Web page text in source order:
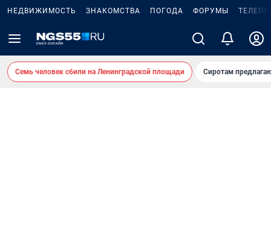
НЕДВИЖИМОСТЬ ЗНАКОМСТВА ПОГОДА ФОРУМЫ
Семь человек сбили на Ленинградской площади Сиротам